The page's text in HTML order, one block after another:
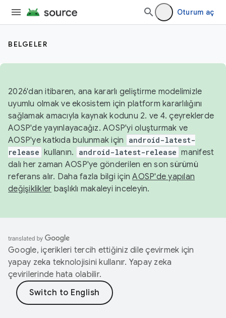
Oturum aç
BELGELER
2026'dan itibaren, ana kararlı geliştirme modelimizle
uyumlu olmak ve ekosistem için platform kararlılığını
sağlamak amacıyla kaynak kodunu 2. ve 4. çeyreklerde
AOSP'de yayınlayacağız. AOSP'yi oluşturmak ve
AOSP'ye katkıda bulunmak için
android-latest-
release kullanın. android-latest-release manifest
dalı her zaman AOSP'ye gönderilen en son sürümü
referans alır. Daha fazla bilgi içinAOSP'de yapılan
değişiklikler başlıklı makaleyi inceleyin.
Google, içerikleri tercih ettiğiniz dile çevirmek için
yapay zeka teknolojisini kullanır. Yapay zeka
çevirilerinde hata olabilir.